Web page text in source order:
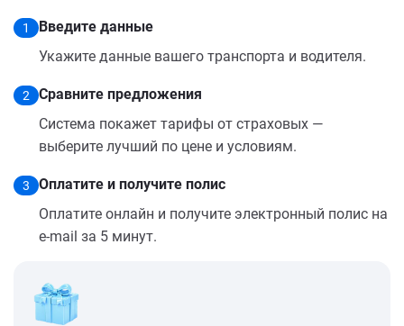
1
Введите данные
Укажите данные вашего транспорта и водителя.
2
Сравните предложения
Система покажет тарифы от страховых —
выберите лучший по цене и условиям.
3
Оплатите и получите полис
Оплатите онлайн и получите электронный полис на
e-mail за 5 минут.